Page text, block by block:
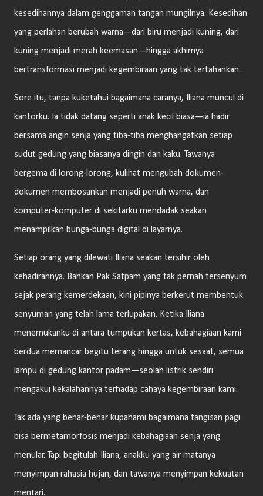
kesedihannya dalam genggaman tangan mungilnya. Kesedihan
yang perlahan berubah warna—dari biru menjadi kuning, dari
kuning menjadi merah keemasan—hingga akhirnya
bertransformasi menjadi kegembiraan yang tak tertahankan.
Sore itu, tanpa kuketahui bagaimana caranya, Iliana muncul di
kantorku. Ia tidak datang seperti anak kecil biasa—ia hadir
bersama angin senja yang tiba-tiba menghangatkan setiap
sudut gedung yang biasanya dingin dan kaku. Tawanya
bergema di lorong-lorong, kulihat mengubah dokumen-
dokumen membosankan menjadi penuh warna, dan
komputer-komputer di sekitarku mendadak seakan
menampilkan bunga-bunga digital di layarnya.
Setiap orang yang dilewati Iliana seakan tersihir oleh
kehadirannya. Bahkan Pak Satpam yang tak pernah tersenyum
sejak perang kemerdekaan, kini pipinya berkerut membentuk
senyuman yang telah lama terlupakan. Ketika Iliana
menemukanku di antara tumpukan kertas, kebahagiaan kami
berdua memancar begitu terang hingga untuk sesaat, semua
lampu di gedung kantor padam—seolah listrik sendiri
mengakui kekalahannya terhadap cahaya kegembiraan kami.
Tak ada yang benar-benar kupahami bagaimana tangisan pagi
bisa bermetamorfosis menjadi kebahagiaan senja yang
menular. Tapi begitulah Iliana, anakku yang air matanya
menyimpan rahasia hujan, dan tawanya menyimpan kekuatan
mentari.​​​​​​​​​​​​​​​​